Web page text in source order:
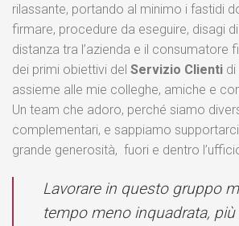
rilassante, portando al minimo i fastidi
firmare, procedure da eseguire, disagi
distanza tra l’azienda e il consumatore
dei primi obiettivi del Servizio Clienti
assieme alle mie colleghe, amiche e
Un team che adoro, perché siamo
complementari, e sappiamo
grande generosità, fuori e dentro
Lavorare in questo gruppo
tempo meno inquadrata, più